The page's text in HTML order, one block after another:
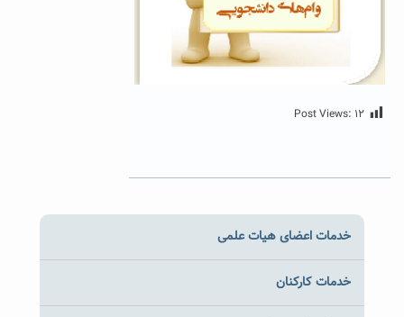
Post Views: ۱۲
خدمات اعضای هیات علمی
خدمات کارکنان